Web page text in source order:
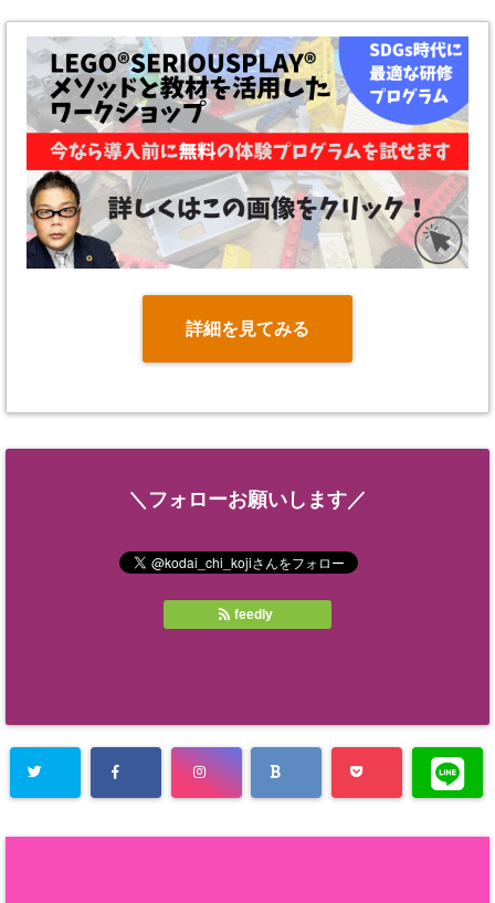
詳細を見てみる
＼フォローお願いします／
feedly